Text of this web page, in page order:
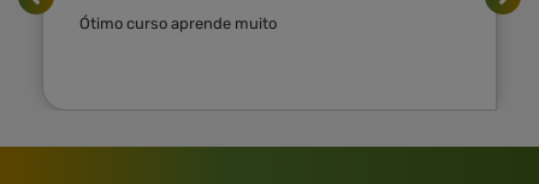
Ótimo curso aprende muito